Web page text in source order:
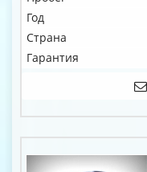
Год
Страна
Гарантия